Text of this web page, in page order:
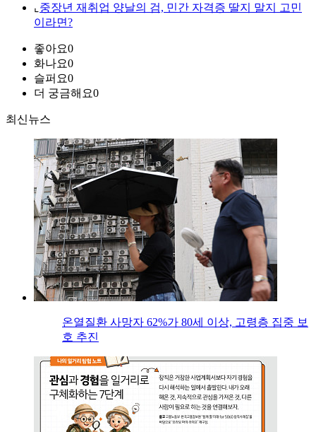
⌞ 중장년 재취업 양날의 검, 민간 자격증 딸지 말지 고민
이라면?
좋아요0
화나요0
슬퍼요0
더 궁금해요0
최신뉴스
온열질환 사망자 62%가 80세 이상, 고령층 집중 보
호 추진